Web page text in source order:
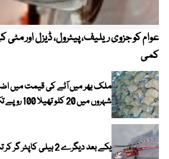
عوام کو جزوی ریلیف، پیٹرول، ڈیزل اور
کمی
ملک بھر میں آٹے کی قیمت میں
شہروں میں 20 کلو تھیلا 100 روپے تک مہنگا
یکے بعد دیگرے 2 ہیلی کاپٹر گر کر تباہ؛ متعدد ہلاکتیں